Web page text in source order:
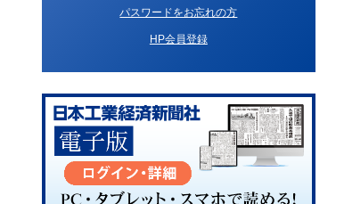
パスワードをお忘れの方
HP会員登録